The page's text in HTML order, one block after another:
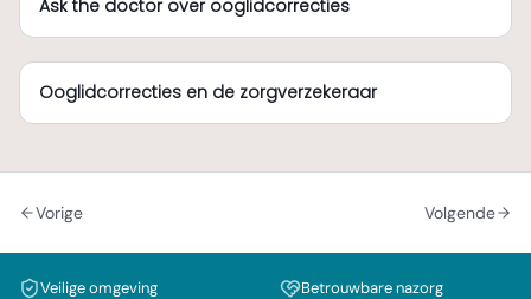
Ask the doctor over ooglidcorrecties
Ooglidcorrecties en de zorgverzekeraar
Vorige Volgende
Veilige omgeving Betrouwbare nazorg